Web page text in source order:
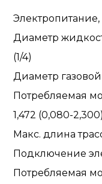
Диаметр
(1/4)
Диаметр
Потребляемая
1,472 (0,080-2,300)
Макс. длина
Подключение
Потребляемая